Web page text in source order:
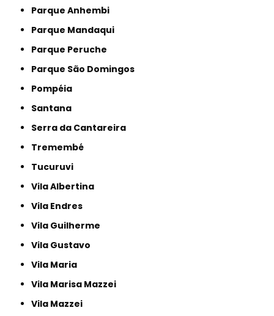
Parque Anhembi
Parque Mandaqui
Parque Peruche
Parque São Domingos
Pompéia
Santana
Serra da Cantareira
Tremembé
Tucuruvi
Vila Albertina
Vila Endres
Vila Guilherme
Vila Gustavo
Vila Maria
Vila Marisa Mazzei
Vila Mazzei